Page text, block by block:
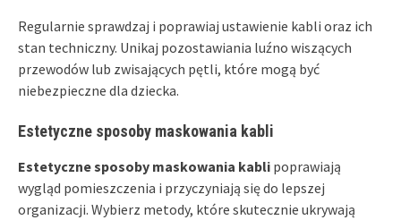
Regularnie sprawdzaj i poprawiaj ustawienie kabli oraz ich
stan techniczny. Unikaj pozostawiania luźno wiszących
przewodów lub zwisających pętli, które mogą być
niebezpieczne dla dziecka.
Estetyczne sposoby maskowania kabli
Estetyczne sposoby maskowania kabli poprawiają
wygląd pomieszczenia i przyczyniają się do lepszej
organizacji. Wybierz metody, które skutecznie ukrywają